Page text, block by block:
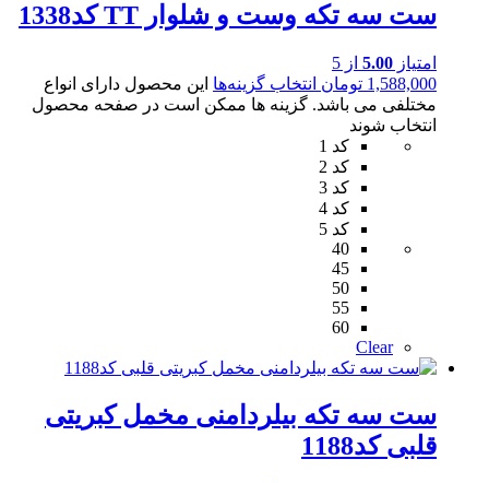
ست سه تکه وست و شلوار TT کد1338
امتیاز 5.00 از 5
1,588,000 تومان انتخاب گزینه‌ها این محصول دارای انواع
مختلفی می باشد. گزینه ها ممکن است در صفحه محصول
انتخاب شوند
کد 1
کد 2
کد 3
کد 4
کد 5
40
45
50
55
60
Clear
ست سه تکه بیلردامنی مخمل کبریتی
قلبی کد1188